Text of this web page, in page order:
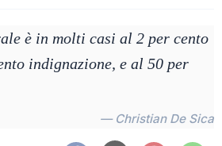
è in molti casi al 2 per cento
indignazione, e al 50 per
— Christian De Sica